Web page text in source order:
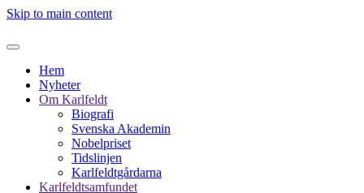
Skip to main content
Hem
Nyheter
Om Karlfeldt
Biografi
Svenska Akademin
Nobelpriset
Tidslinjen
Karlfeldtgårdarna
Karlfeldtsamfundet